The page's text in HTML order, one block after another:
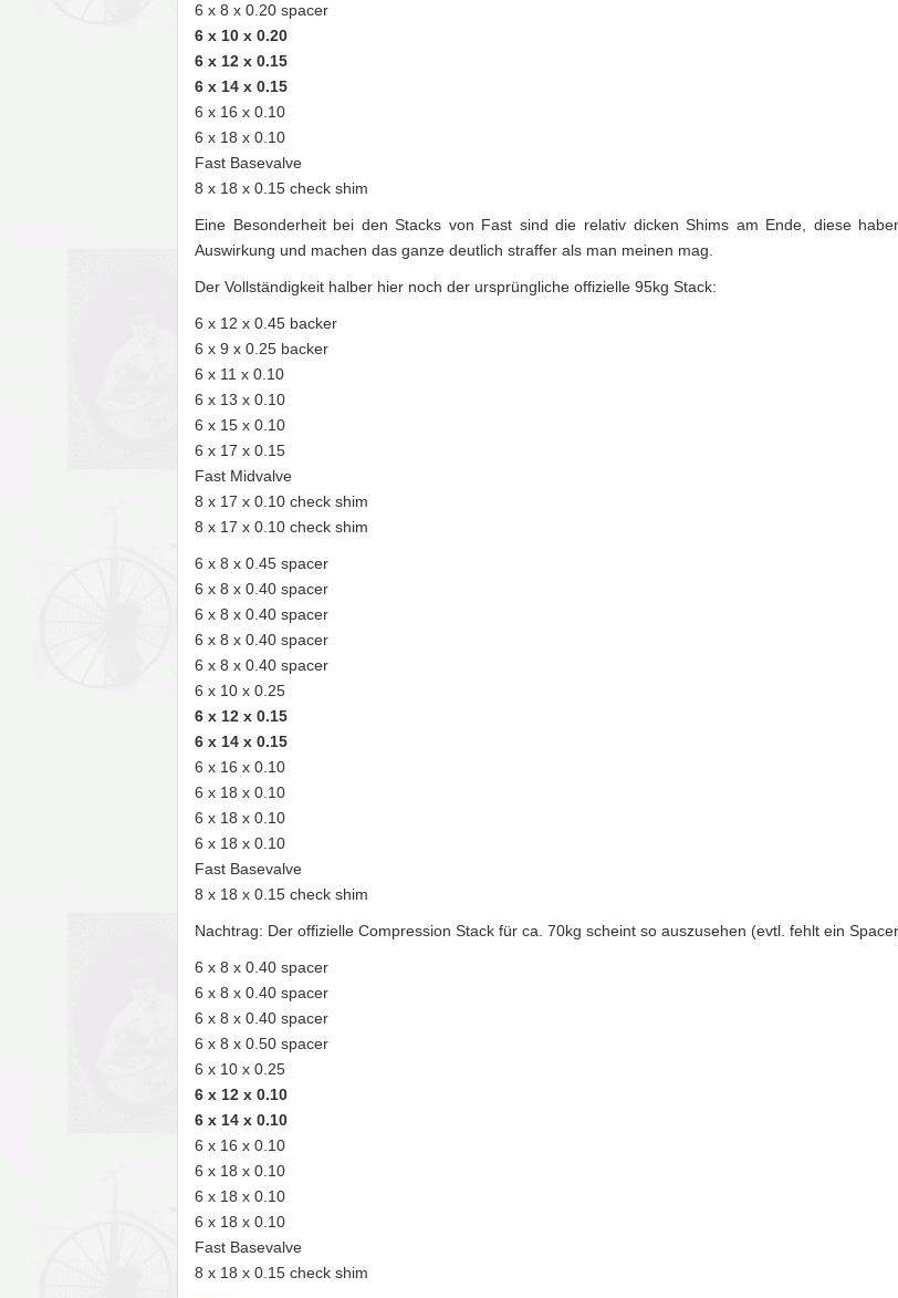
6 x 8 x 0.20 spacer
6 x 10 x 0.20
6 x 12 x 0.15
6 x 14 x 0.15
6 x 16 x 0.10
6 x 18 x 0.10
Fast Basevalve
8 x 18 x 0.15 check shim
Eine Besonderheit bei den Stacks von Fast sind die relativ dicken Shims am Ende, diese
Auswirkung und machen das ganze deutlich straffer als man meinen mag.
Der Vollständigkeit halber hier noch der ursprüngliche offizielle 95kg Stack:
6 x 12 x 0.45 backer
6 x 9 x 0.25 backer
6 x 11 x 0.10
6 x 13 x 0.10
6 x 15 x 0.10
6 x 17 x 0.15
Fast Midvalve
8 x 17 x 0.10 check shim
8 x 17 x 0.10 check shim
6 x 8 x 0.45 spacer
6 x 8 x 0.40 spacer
6 x 8 x 0.40 spacer
6 x 8 x 0.40 spacer
6 x 8 x 0.40 spacer
6 x 10 x 0.25
6 x 12 x 0.15
6 x 14 x 0.15
6 x 16 x 0.10
6 x 18 x 0.10
6 x 18 x 0.10
6 x 18 x 0.10
Fast Basevalve
8 x 18 x 0.15 check shim
Nachtrag: Der offizielle Compression Stack für ca. 70kg scheint so auszusehen (evtl. fehlt ein
6 x 8 x 0.40 spacer
6 x 8 x 0.40 spacer
6 x 8 x 0.40 spacer
6 x 8 x 0.50 spacer
6 x 10 x 0.25
6 x 12 x 0.10
6 x 14 x 0.10
6 x 16 x 0.10
6 x 18 x 0.10
6 x 18 x 0.10
6 x 18 x 0.10
Fast Basevalve
8 x 18 x 0.15 check shim